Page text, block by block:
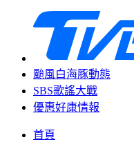
颱風白海豚動態
SBS歌謠大戰
優惠好康情報
首頁